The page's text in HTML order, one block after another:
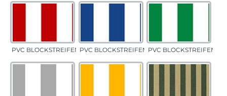
PVC BLOCKSTREIFEN rotPVC BLOCKSTREIFEN blauPVC BLOCKSTREIFEN